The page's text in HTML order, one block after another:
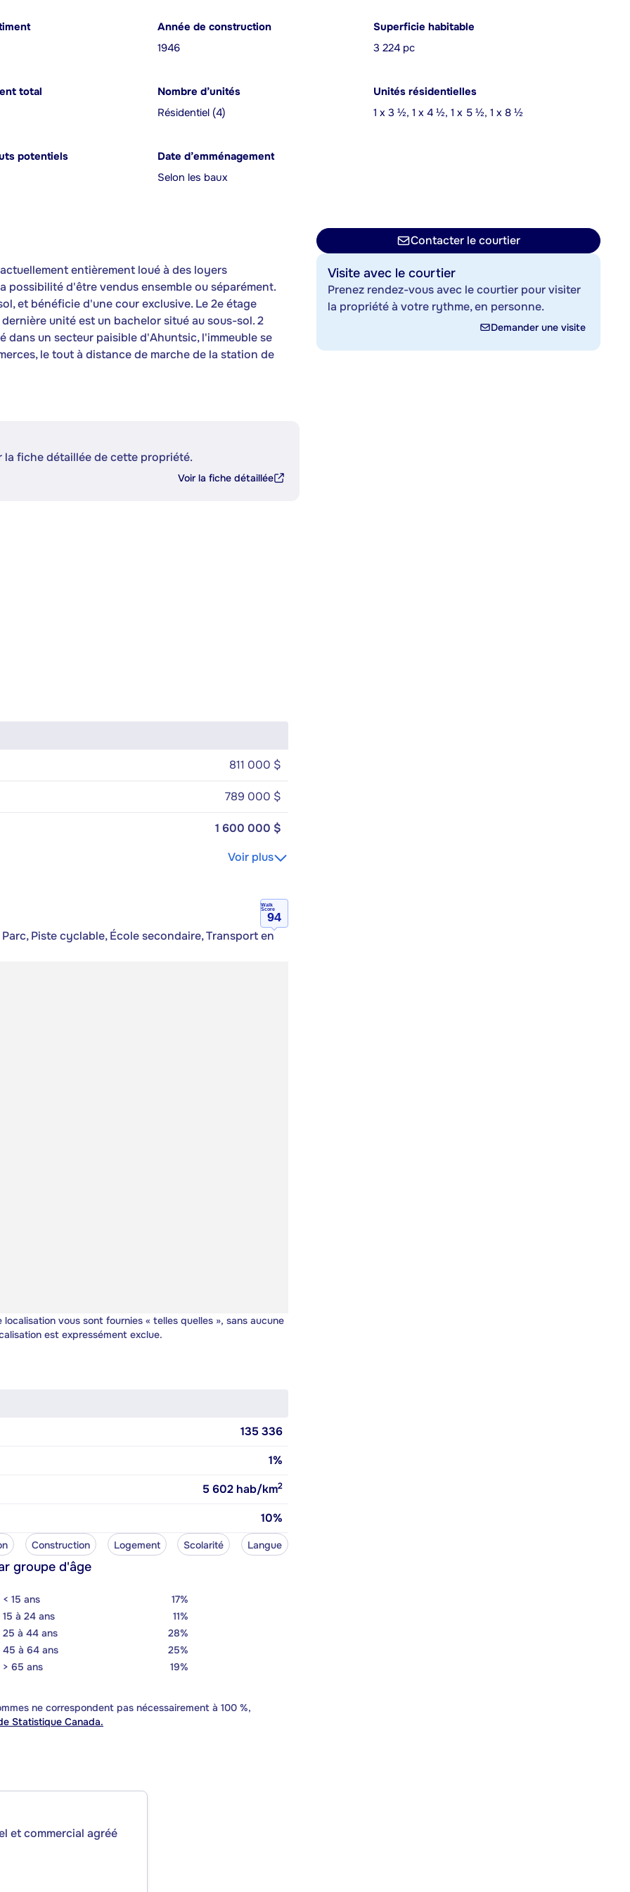
Année de construction
1946
Superficie habitable
3 224 pc
total
Nombre d’unités
Résidentiel (4)
Unités résidentielles
1 x 3 ½, 1 x 4 ½, 1 x 5 ½, 1 x 8 ½
potentiels
Date d’emménagement
Selon les baux
entièrement loué à des loyers
d'être vendus ensemble ou séparément.
et bénéficie d'une cour exclusive. Le 2e étage
unité est un bachelor situé au sous-sol. 2
un secteur paisible d'Ahuntsic, l'immeuble se
le tout à distance de marche de la station de
fiche détaillée de cette propriété.
Voir la fiche détaillée
811 000 $
789 000 $
1 600 000 $
Voir plus
Walk
Score
94
Piste cyclable, École secondaire, Transport en
localisation vous sont fournies « telles quelles », sans aucune
est expressément exclue.
135 336
1%
5 602 hab/km2
10%
Construction Logement Scolarité Langue
groupe d'âge
< 15 ans
17%
15 à 24 ans
11%
25 à 44 ans
28%
45 à 64 ans
25%
> 65 ans
19%
ne correspondent pas nécessairement à 100 %,
Statistique Canada.
et commercial agréé
Contacter le courtier
Visite avec le courtier
Prenez rendez-vous avec le courtier pour visiter
la propriété à votre rythme, en personne.
Demander une visite